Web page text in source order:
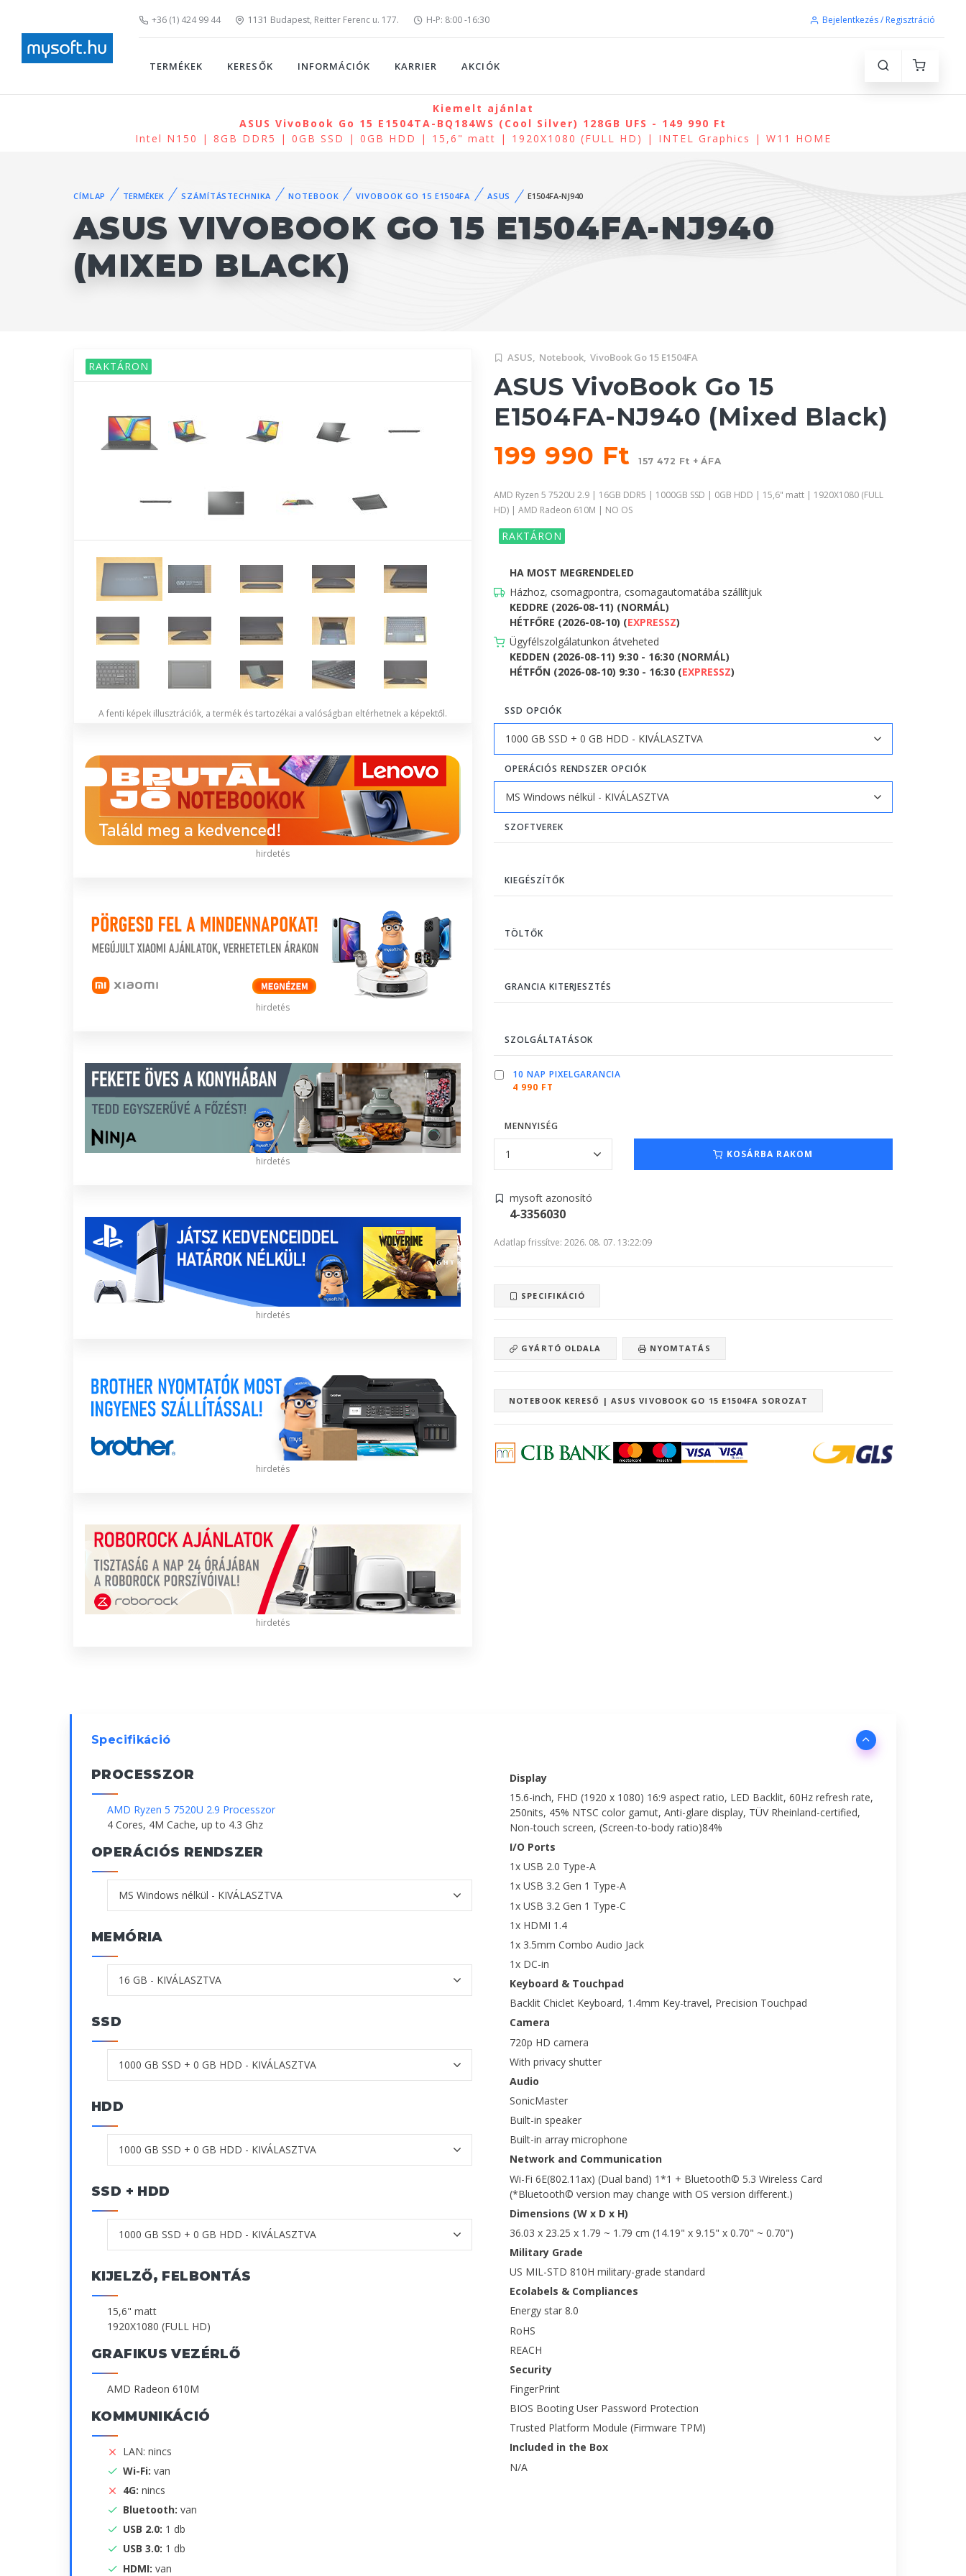
+36 (1) 424 99 44 1131 Budapest, Reitter Ferenc u. 177. H-P: 8:00 -16:30 Bejelentkezés / Regisztráció
TERMÉKEK KERESŐK INFORMÁCIÓK KARRIER AKCIÓK
Kiemelt ajánlat
ASUS VivoBook Go 15 E1504TA-BQ184WS (Cool Silver) 128GB UFS - 149 990 Ft
Intel N150 | 8GB DDR5 | 0GB SSD | 0GB HDD | 15,6" matt | 1920X1080 (FULL HD) | INTEL Graphics | W11 HOME
CÍMLAP TERMÉKEK SZÁMÍTÁSTECHNIKA NOTEBOOK VIVOBOOK GO 15 E1504FA ASUS E1504FA-NJ940
ASUS VIVOBOOK GO 15 E1504FA-NJ940
(MIXED BLACK)
RAKTÁRON
A fenti képek illusztrációk, a termék és tartozékai a valóságban eltérhetnek a képektől.
hirdetés
hirdetés
hirdetés
hirdetés
hirdetés
hirdetés
ASUS, Notebook, VivoBook Go 15 E1504FA
ASUS VivoBook Go 15
E1504FA-NJ940 (Mixed Black)
199 990 Ft
157 472 Ft + ÁFA
AMD Ryzen 5 7520U 2.9 | 16GB DDR5 | 1000GB SSD | 0GB HDD | 15,6" matt | 1920X1080 (FULL
HD) | AMD Radeon 610M | NO OS
RAKTÁRON
HA MOST MEGRENDELED
Házhoz, csomagpontra, csomagautomatába szállítjuk
KEDDRE (2026-08-11) (NORMÁL)
HÉTFŐRE (2026-08-10) (EXPRESSZ)
Ügyfélszolgálatunkon átveheted
KEDDEN (2026-08-11) 9:30 - 16:30 (NORMÁL)
HÉTFŐN (2026-08-10) 9:30 - 16:30 (EXPRESSZ)
SSD OPCIÓK
OPERÁCIÓS RENDSZER OPCIÓK
SZOFTVEREK
KIEGÉSZÍTŐK
TÖLTŐK
GRANCIA KITERJESZTÉS
SZOLGÁLTATÁSOK
10 NAP PIXELGARANCIA
4 990 FT
MENNYISÉG
KOSÁRBA RAKOM
mysoft azonosító
4-3356030
Adatlap frissítve: 2026. 08. 07. 13:22:09
SPECIFIKÁCIÓ
GYÁRTÓ OLDALA NYOMTATÁS
NOTEBOOK KERESŐ | ASUS VIVOBOOK GO 15 E1504FA SOROZAT
Specifikáció
PROCESSZOR
AMD Ryzen 5 7520U 2.9 Processzor
4 Cores, 4M Cache, up to 4.3 Ghz
OPERÁCIÓS RENDSZER
MEMÓRIA
SSD
HDD
SSD + HDD
KIJELZŐ, FELBONTÁS
15,6" matt
1920X1080 (FULL HD)
GRAFIKUS VEZÉRLŐ
AMD Radeon 610M
KOMMUNIKÁCIÓ
LAN: nincs
Wi-Fi: van
4G: nincs
Bluetooth: van
USB 2.0: 1 db
USB 3.0: 1 db
HDMI: van
Display
15.6-inch, FHD (1920 x 1080) 16:9 aspect ratio, LED Backlit, 60Hz refresh rate,
250nits, 45% NTSC color gamut, Anti-glare display, TÜV Rheinland-certified,
Non-touch screen, (Screen-to-body ratio)84%
I/O Ports
1x USB 2.0 Type-A
1x USB 3.2 Gen 1 Type-A
1x USB 3.2 Gen 1 Type-C
1x HDMI 1.4
1x 3.5mm Combo Audio Jack
1x DC-in
Keyboard & Touchpad
Backlit Chiclet Keyboard, 1.4mm Key-travel, Precision Touchpad
Camera
720p HD camera
With privacy shutter
Audio
SonicMaster
Built-in speaker
Built-in array microphone
Network and Communication
Wi-Fi 6E(802.11ax) (Dual band) 1*1 + Bluetooth© 5.3 Wireless Card
(*Bluetooth© version may change with OS version different.)
Dimensions (W x D x H)
36.03 x 23.25 x 1.79 ~ 1.79 cm (14.19" x 9.15" x 0.70" ~ 0.70")
Military Grade
US MIL-STD 810H military-grade standard
Ecolabels & Compliances
Energy star 8.0
RoHS
REACH
Security
FingerPrint
BIOS Booting User Password Protection
Trusted Platform Module (Firmware TPM)
Included in the Box
N/A